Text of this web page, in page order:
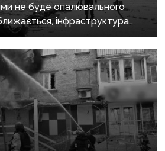
не буде опалювального
інфраструктура